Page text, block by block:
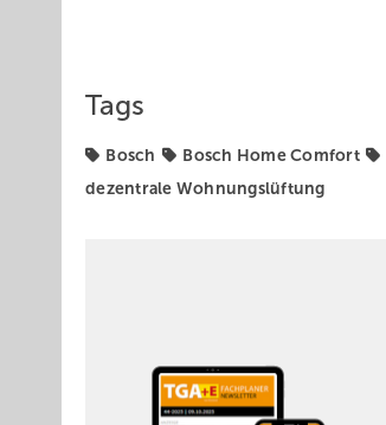
Tags
Bosch Bosch Home Comfort
dezentrale Wohnungslüftung